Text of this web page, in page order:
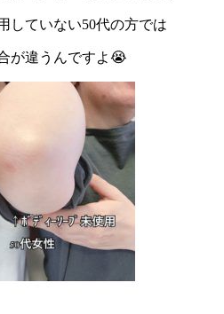
していない50代の方では
が違うんですよ😭